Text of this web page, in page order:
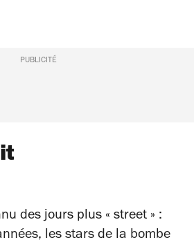
PUBLICITÉ
des jours plus « street » :
les stars de la bombe